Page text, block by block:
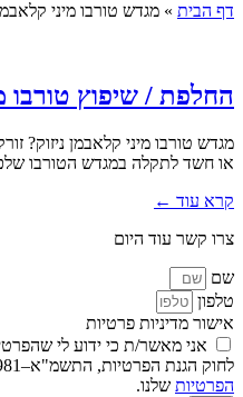
דף הבית » מגדש טורבו מיני
החלפת / שיפוץ טורבו
מגדש טורבו מיני קלאבמן ניזוק?
או חשד לתקלה במגדש הטורבו
קרא עוד ←
צרו קשר עוד היום
שם
טלפון
אישור מדיניות פרטיות
אני מאשר/ת כי ידוע לי
לחוק הגנת הפרטיות, התשמ"א–1981 (כולל תיקון 13), ובהתאם ל
הפרטיות שלנו.